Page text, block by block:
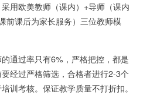
欧美教师（课内）+导师（课内
前课后为家长服务）三位教师模
过率只有6%，严格把控，都是
经过严格筛选，合格者进行2-3个
训考核。保证教学质量不打折扣。